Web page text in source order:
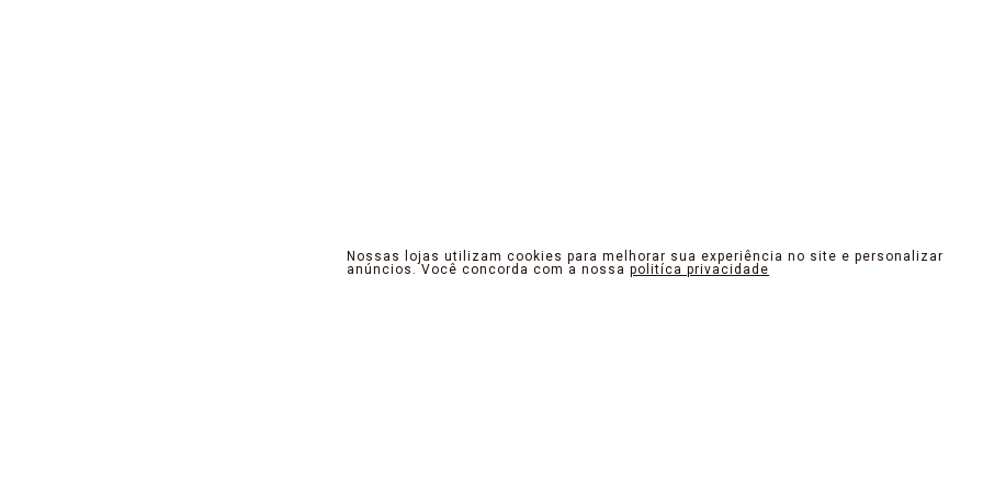
Nossas lojas utilizam cookies para melhorar sua experiência no site e personalizar
anúncios. Você concorda com a nossapolitíca privacidade